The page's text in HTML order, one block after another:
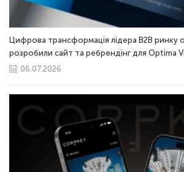
Цифрова трансформація лідера B2B ринку
розробили сайт та ребрендінг для Optima
06.07.2026